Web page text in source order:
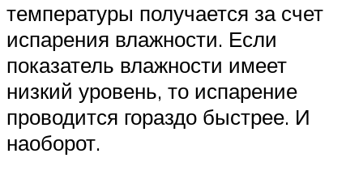
температуры получается за счет
испарения влажности. Если
показатель влажности имеет
низкий уровень, то испарение
проводится гораздо быстрее. И
наоборот.